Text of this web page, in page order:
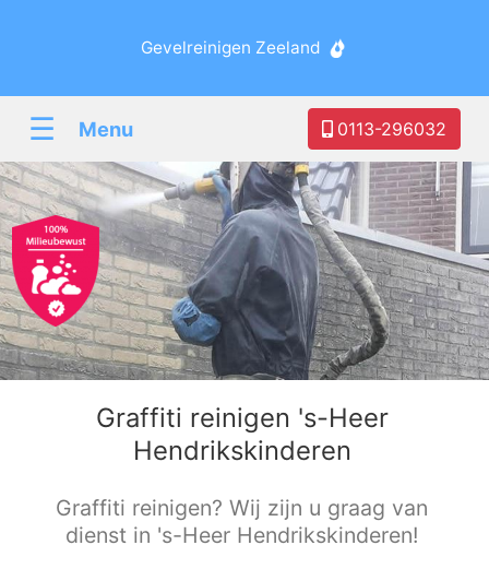
Gevelreinigen Zeeland
☰ Menu 0113-296032
Graffiti reinigen 's-Heer
Hendrikskinderen
Graffiti reinigen? Wij zijn u graag van
dienst in 's-Heer Hendrikskinderen!